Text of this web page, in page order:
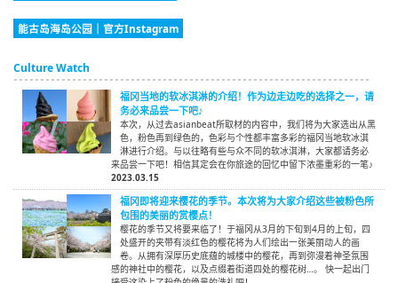
能古岛海岛公园｜官方Instagram
Culture Watch
福冈当地的软冰淇淋的介绍！作为边走边吃的选择之一，请
务必来品尝一下吧♪
本次，从过去asianbeat所取材的内容中，我们将为大家选出从黑
色，粉色再到绿色的，色彩与个性都丰富多彩的福冈当地软冰淇
淋进行介绍。与以往略有些与众不同的软冰淇淋，大家都请务必
来品尝一下吧！相信其定会在你旅途的回忆中留下浓墨重彩的一笔♪
2023.03.15
福冈即将迎来樱花的季节。本次将为大家介绍这些被粉色所
包围的美丽的赏樱点！
樱花的季节又将要来临了！于福冈从3月的下旬到4月的上旬，四
处盛开的夹带有淡红色的樱花将为人们绘出一张美丽动人的画
卷。从拥有深厚历史底蕴的城楼中的樱花，再到弥漫着神圣氛围
感的神社中的樱花，以及点缀着街道四处的樱花树…。 快一起出门